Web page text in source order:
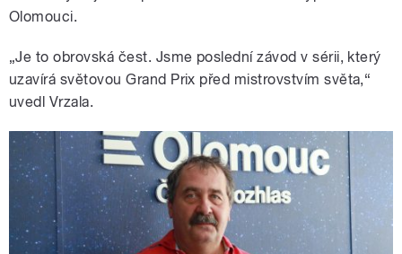
Olomouci.
„Je to obrovská čest. Jsme poslední závod v sérii, který
uzavírá světovou Grand Prix před mistrovstvím světa,“
uvedl Vrzala.